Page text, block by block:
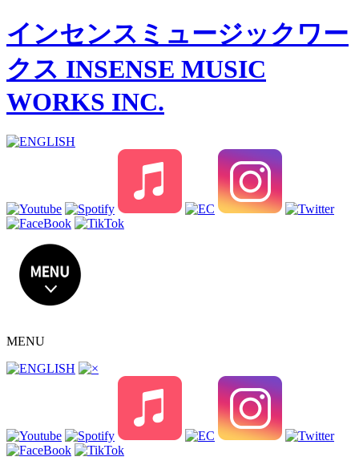
インセンスミュージックワー
クス INSENSE MUSIC
WORKS INC.
MENU